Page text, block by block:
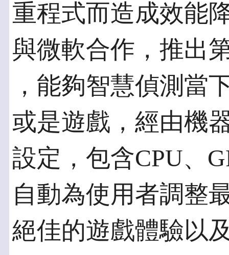
重程式而造成效能
與微軟合作，推出
，能夠智慧偵測當
或是遊戲，經由機
設定，包含CPU、
自動為使用者調整
絕佳的遊戲體驗以